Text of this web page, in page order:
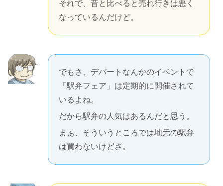
それで、昔と比べると売れ行きは悪く
なっているんだけど。
でもさ、デパートなんかのイベントで
「駅弁フェア」は定期的に開催されて
いるよね。
だから駅弁の人気はあるんだと思う。
まぁ、そういうところでは地元の駅弁
は買わないけどさ。